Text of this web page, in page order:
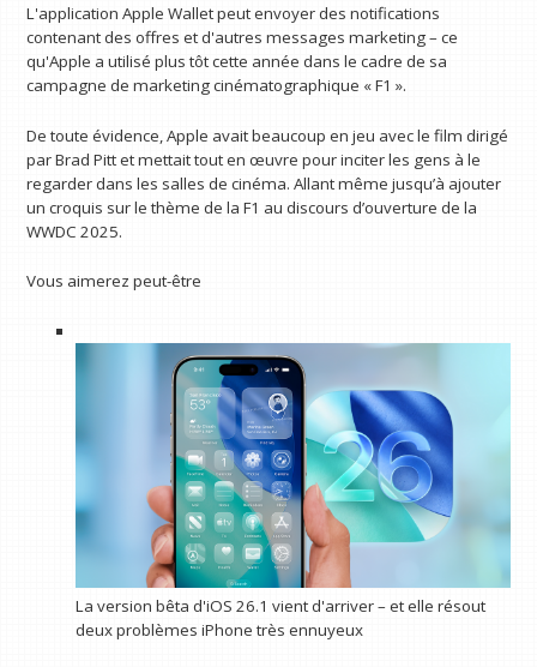
L'application Apple Wallet peut envoyer des notifications
contenant des offres et d'autres messages marketing – ce
qu'Apple a utilisé plus tôt cette année dans le cadre de sa
campagne de marketing cinématographique « F1 ».
De toute évidence, Apple avait beaucoup en jeu avec le film dirigé
par Brad Pitt et mettait tout en œuvre pour inciter les gens à le
regarder dans les salles de cinéma. Allant même jusqu’à ajouter
un croquis sur le thème de la F1 au discours d’ouverture de la
WWDC 2025.
Vous aimerez peut-être
La version bêta d'iOS 26.1 vient d'arriver – et elle résout
deux problèmes iPhone très ennuyeux